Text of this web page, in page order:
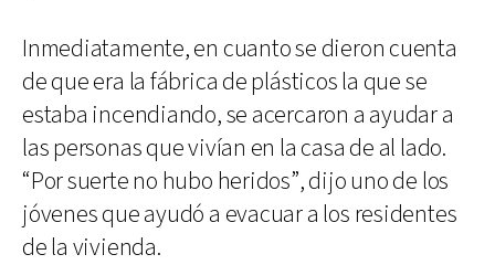
Inmediatamente, en cuanto se dieron cuenta
de que era la fábrica de plásticos la que se
estaba incendiando, se acercaron a ayudar a
las personas que vivían en la casa de al lado.
“Por suerte no hubo heridos”, dijo uno de los
jóvenes que ayudó a evacuar a los residentes
de la vivienda.